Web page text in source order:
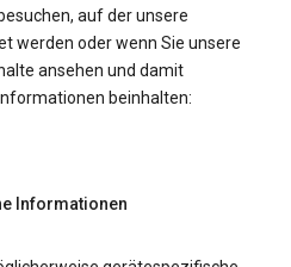
auf der unsere
werden oder wenn Sie unsere
ansehen und damit
beinhalten:
Informationen